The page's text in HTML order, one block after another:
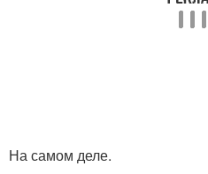
На самом деле.